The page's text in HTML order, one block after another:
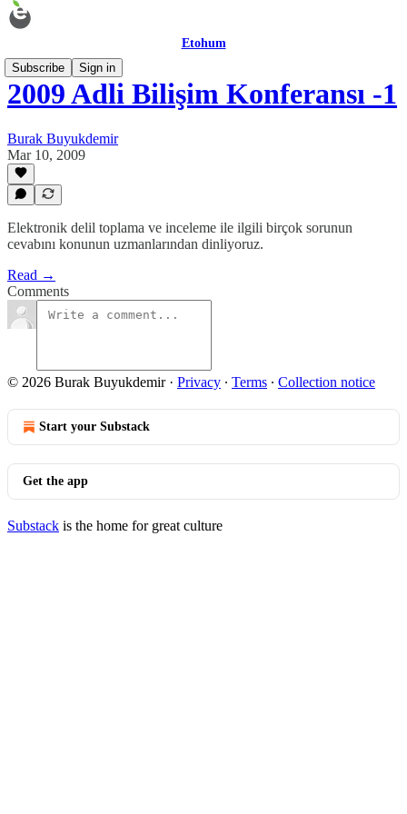
Etohum
Subscribe
Sign in
2009 Adli Bilişim Konferansı -1
Burak Buyukdemir
Mar 10, 2009
Elektronik delil toplama ve inceleme ile ilgili birçok sorunun
cevabını konunun uzmanlarından dinliyoruz.
Read →
Comments
© 2026 Burak Buyukdemir· Privacy ∙ Terms ∙ Collection notice
Start your Substack
Get the app
Substack is the home for great culture